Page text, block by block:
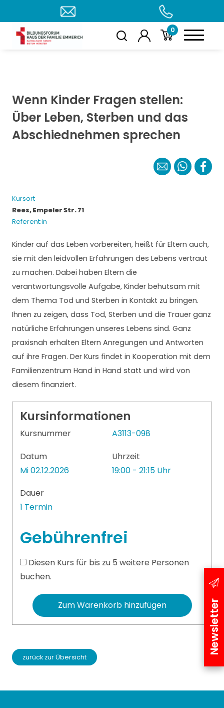
Newsletter
0
Wenn Kinder Fragen stellen:
Über Leben, Sterben und das
Abschiednehmen sprechen
Referent:in
Kursort
Rees, Empeler Str. 71
Kinder auf das Leben vorbereiten, heißt für Eltern auch,
sie mit den leidvollen Erfahrungen des Lebens vertraut
zu machen. Dabei haben Eltern die
verantwortungsvolle Aufgabe, Kinder behutsam mit
dem Thema Tod und Sterben in Kontakt zu bringen.
Ihnen zu zeigen, dass Tod, Sterben und die Trauer ganz
natürliche Erfahrungen unseres Lebens sind. Ganz
praxisnah erhalten Eltern Anregungen und Antworten
auf ihre Fragen. Der Kurs findet in Kooperation mit dem
Familienzentrum Hand in Hand statt und wird von
diesem finanziert.
Kursinformationen
Kursnummer
A3113-098
Datum
Mi 02.12.2026
Uhrzeit
19:00 - 21:15 Uhr
Dauer
1 Termin
Gebührenfrei
Diesen Kurs für bis zu 5 weitere Personen
buchen.
Zum Warenkorb hinzufügen
zurück zur Übersicht